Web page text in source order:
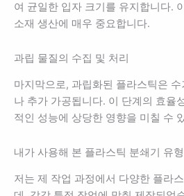
여 균일한 입자 크기를 유지합니다.
소재 생산에 매우 중요합니다.
과립 물질의 수집 및 처리
마지막으로, 과립화된 플라스틱은
나 추가 가공됩니다. 이 단계의 효율
적인 성능에 상당한 영향을 미칠 수
내가 사용해 본 플라스틱 분쇄기 유형
저는 제 작업 과정에서 다양한 플라